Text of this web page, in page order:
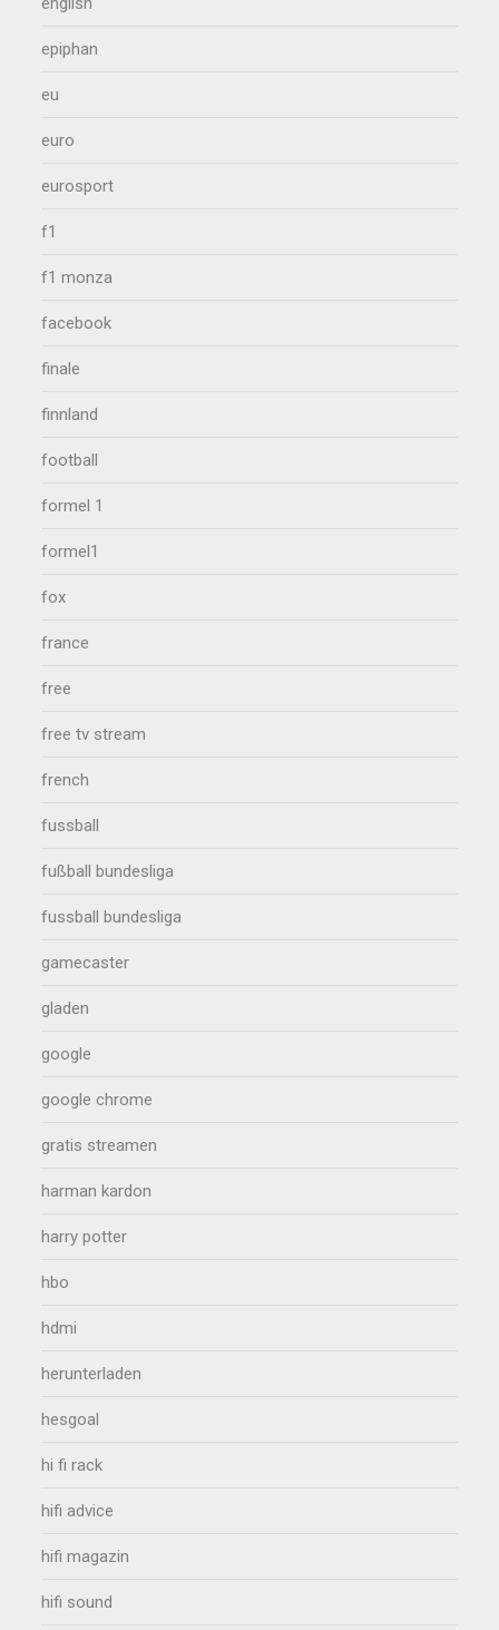
epiphan
eu
euro
eurosport
f1
f1 monza
facebook
finale
finnland
football
formel 1
formel1
fox
france
free
free tv stream
french
fussball
fußball bundesliga
fussball bundesliga
gamecaster
gladen
google
google chrome
gratis streamen
harman kardon
harry potter
hbo
hdmi
herunterladen
hesgoal
hi fi rack
hifi advice
hifi magazin
hifi sound